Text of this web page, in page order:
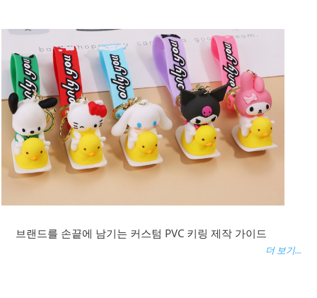
브랜드를 손끝에 남기는 커스텀 PVC 키링 제작 가이드
더 보기...